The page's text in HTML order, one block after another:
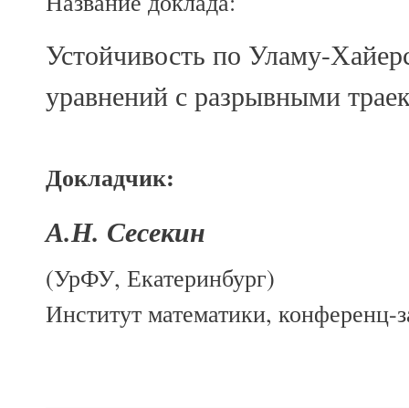
Устойчивость по Уламу-
уравнений с разрывными
Докладчик:
А.Н. Сесекин
(УрФУ, Екатеринбург)
Институт математики, конференц-